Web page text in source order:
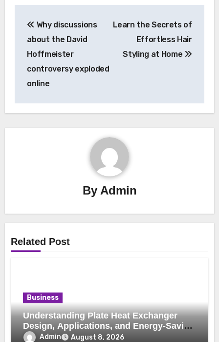
navigation
Why discussions
about the David
Hoffmeister
controversy exploded
online
Learn the Secrets of
Effortless Hair
Styling at Home
By Admin
Related Post
Business
Understanding Plate Heat Exchanger
Design, Applications, and Energy-Saving
Benefits
Admin August 8, 2026